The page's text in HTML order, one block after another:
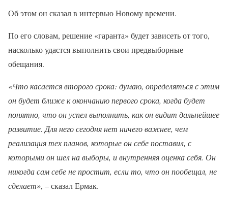
Об этом он сказал в интервью Новому времени.
По его словам, решение «гаранта» будет зависеть от того,
насколько удастся выполнить свои предвыборные
обещания.
«Что касается второго срока: думаю, определяться с этим
он будет ближе к окончанию первого срока, когда будет
понятно, что он успел выполнить, как он видит дальнейшее
развитие. Для него сегодня нет ничего важнее, чем
реализация тех планов, которые он себе поставил, с
которыми он шел на выборы, и внутренняя оценка себя. Он
никогда сам себе не простит, если то, что он пообещал, не
сделает», – сказал Ермак.